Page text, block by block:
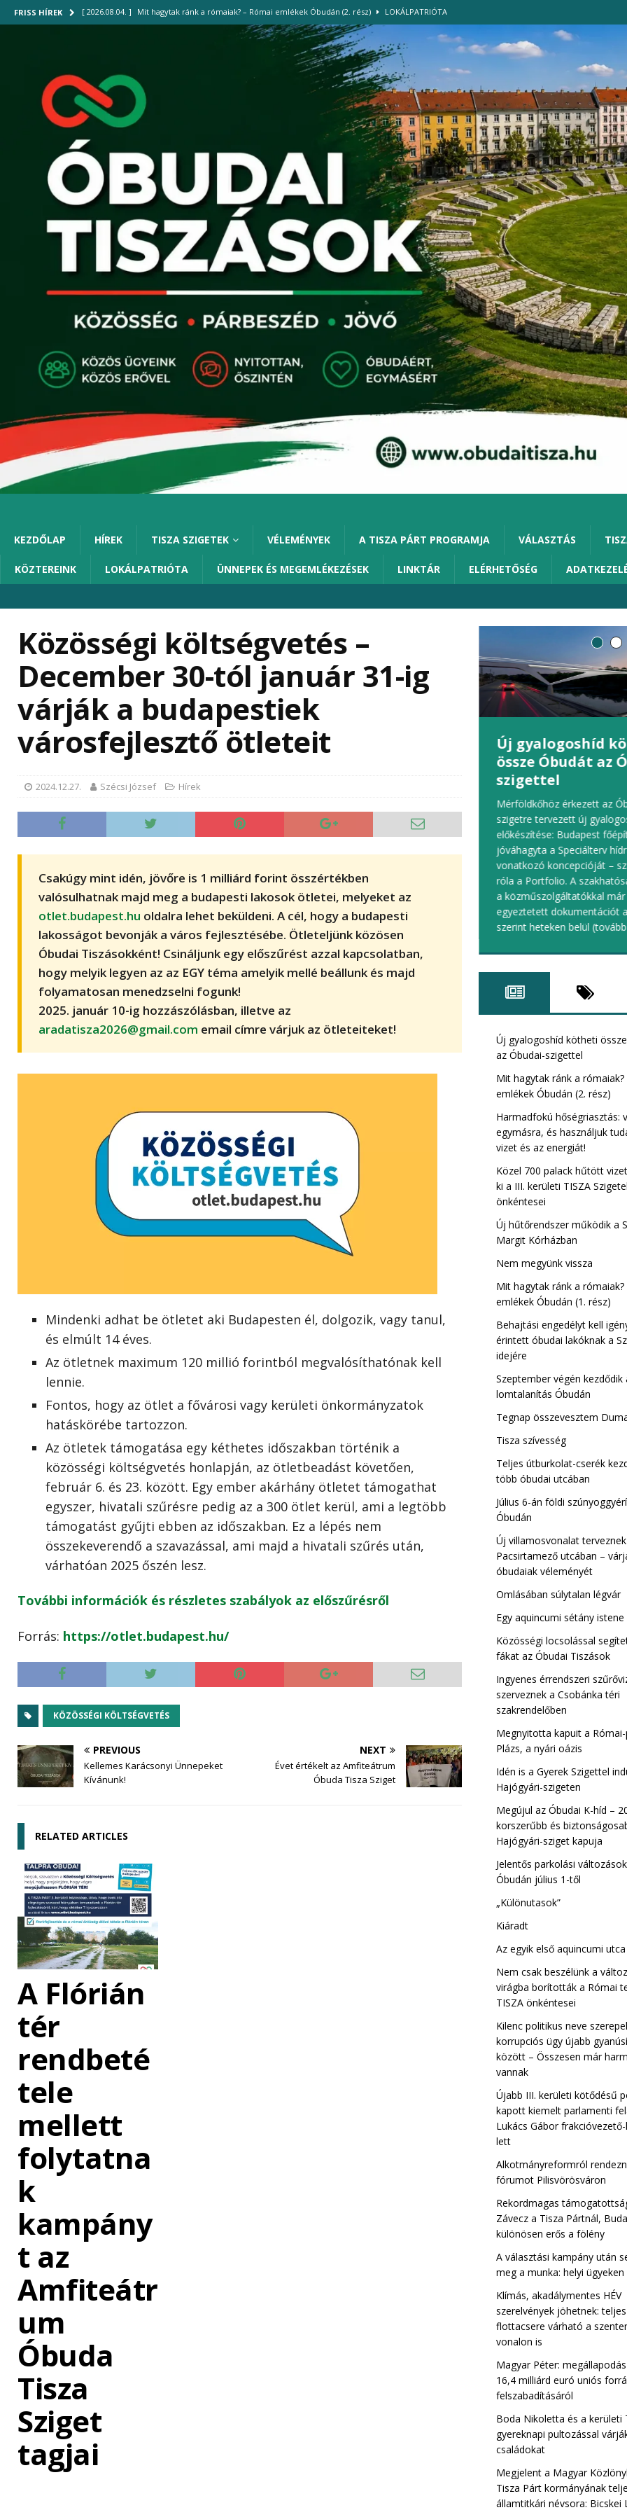
FRISS HÍREK [ 2026.08.04. ] Mit hagytak ránk a rómaiak? – Római emlékek Óbudán (2. rész) LOKÁLPATRIÓTA
Harmadfokú hőségriasztás: vigyázzunk egymásra, és használjuk tudatosan a vizet és az energiát!
Közel 700 palack hűtött vizet osztottak ki a III. kerületi TISZA Szigetek önkéntesei
[ 2026.07.29. ] Új hűtőrendszer működik a Szent Margit Kórházban HÍREK
[ 2026.08.04. ] Új gyalogoshíd kötheti össze Óbudát az Óbudai-szigettel HÍREK
KEZDŐLAP HÍREK TISZA SZIGETEK VÉLEMÉNYEK A TISZA PÁRT PROGRAMJA VÁLASZTÁS
KÖZTEREINK LOKÁLPATRIÓTA ÜNNEPEK ÉS MEGEMLÉKEZÉSEK LINKTÁR ELÉRHETŐSÉG
Közösségi költségvetés –
December 30-tól január 31-ig
várják a budapestiek
városfejlesztő ötleteit
2024.12.27. Szécsi József Hírek
Csakúgy mint idén, jövőre is 1 milliárd forint összértékben
valósulhatnak majd meg a budapesti lakosok ötletei, melyeket az
otlet.budapest.hu oldalra lehet beküldeni. A cél, hogy a budapesti
lakosságot bevonják a város fejlesztésébe. Ötleteljünk közösen
Óbudai Tiszásokként! Csináljunk egy előszűrést azzal kapcsolatban,
hogy melyik legyen az az EGY téma amelyik mellé beállunk és majd
folyamatosan menedzselni fogunk!
2025. január 10-ig hozzászólásban, illetve az
aradatisza2026@gmail.com email címre várjuk az ötleteiteket!
Mindenki adhat be ötletet aki Budapesten él, dolgozik, vagy tanul,
és elmúlt 14 éves.
Az ötletnek maximum 120 millió forintból megvalósíthatónak kell
lennie.
Fontos, hogy az ötlet a fővárosi vagy kerületi önkormányzatok
hatáskörébe tartozzon.
Az ötletek támogatása egy kéthetes időszakban történik a
közösségi költségvetés honlapján, az ötletbeadást követően,
február 6. és 23. között. Egy ember akárhány ötletet támogathat
egyszer, hivatali szűrésre pedig az a 300 ötlet kerül, ami a legtöbb
támogatást gyűjti ebben az időszakban. Ez a lépés nem
összekeverendő a szavazással, ami majd a hivatali szűrés után,
várhatóan 2025 őszén lesz.
További információk és részletes szabályok az előszűrésről
Forrás: https://otlet.budapest.hu/
KÖZÖSSÉGI KÖLTSÉGVETÉS
PREVIOUS
Kellemes Karácsonyi Ünnepeket
Kívánunk!
NEXT
Évet értékelt az Amfiteátrum
Óbuda Tisza Sziget
RELATED ARTICLES
A Flórián
tér
rendbeté
tele
mellett
folytatna
k
kampány
t az
Amfiteátr
um
Óbuda
Tisza
Sziget
tagjai
Új hűtőrendszer
Budapesti Szent Margit Kórházban: az
„A” épületben üzembe helyezték az új,
a korábbi, elöregedett és emiatt egyre
nagyobb üzemeltetési kockázatot
jelentő rendszert váltotta(tovább)
Új gyalogoshíd
össze Óbudát az
szigettel
Mérföldkőhöz érkezett az
szigetre tervezett új
előkészítése: Budapest
jóváhagyta a Speciálterv
vonatkozó koncepcióját –
róla a Portfolio. A
a közműszolgáltatókkal már
egyeztetett dokumentációt
szerint heteken belül
Új gyalogoshíd kötheti
az Óbudai-szigettel
Mit hagytak ránk a rómaiak?
emlékek Óbudán (2. rész)
Harmadfokú hőségriasztás:
egymásra, és használjuk
vizet és az energiát!
Közel 700 palack hűtött
ki a III. kerületi TISZA
önkéntesei
Új hűtőrendszer működik a
Margit Kórházban
Nem megyünk vissza
Mit hagytak ránk a rómaiak?
emlékek Óbudán (1. rész)
Behajtási engedélyt kell
érintett óbudai lakóknak a
idejére
Szeptember végén kezdődik
lomtalanítás Óbudán
Tegnap összevesztem
Tisza szívesség
Teljes útburkolat-cserék
több óbudai utcában
Július 6-án földi
Óbudán
Új villamosvonalat
Pacsirtamező utcában –
óbudaiak véleményét
Omlásában súlytalan légvár
Egy aquincumi sétány istene
Közösségi locsolással
fákat az Óbudai Tiszások
Ingyenes érrendszeri
szerveznek a Csobánka téri
szakrendelőben
Megnyitotta kapuit a
Plázs, a nyári oázis
Idén is a Gyerek Szigettel
Hajógyári-szigeten
Megújul az Óbudai K-híd –
korszerűbb és
Hajógyári-sziget kapuja
Jelentős parkolási
Óbudán július 1-től
„Különutasok”
Kiáradt
Az egyik első aquincumi
Nem csak beszélünk a
virágba borították a Római
TISZA önkéntesei
Kilenc politikus neve
korrupciós ügy újabb
között – Összesen már
vannak
Újabb III. kerületi kötődésű
kapott kiemelt parlamenti
Lukács Gábor
lett
Alkotmányreformról
fórumot Pilisvörösváron
Rekordmagas
Závecz a Tisza Pártnál,
különösen erős a fölény
A választási kampány után
meg a munka: helyi
Klímás, akadálymentes HÉV
szerelvények jöhetnek: teljes
flottacsere várható a
vonalon is
Magyar Péter:
16,4 milliárd euró uniós
felszabadításáról
Boda Nikoletta és a kerületi
gyereknapi pultozással
családokat
Megjelent a Magyar
Tisza Párt kormányának
államtitkári névsora: Bicskei
Boda Nikoletta -
Római Tisza
kerület)
Bibó István
Csillaghegy-
Kiscelli Tisza
Óbuda